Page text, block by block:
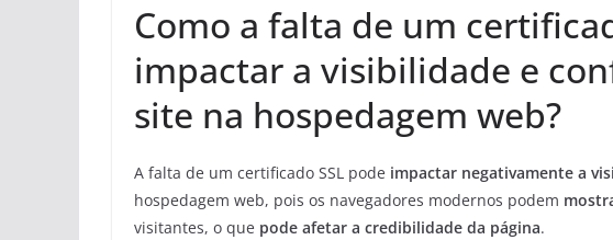
Como a falta de um
impactar a visibilidade e
site na hospedagem web?
A falta de um certificado SSL pode impactar negativamente a
hospedagem web, pois os navegadores modernos podem
visitantes, o que pode afetar a credibilidade da página.